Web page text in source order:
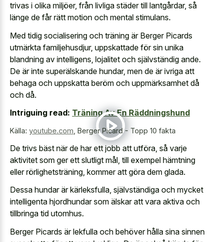
trivas i olika miljöer, från livliga städer till lantgårdar, så
länge de får rätt motion och mental stimulans.
Med tidig socialisering och träning är Berger Picards
utmärkta familjehusdjur, uppskattade för sin unika
blandning av intelligens, lojalitet och självständig ande.
De är inte superälskande hundar, men de är ivriga att
behaga och uppskatta beröm och uppmärksamhet då
och då.
Intriguing read: Träning Av En Räddningshund
Källa: youtube.com Berger Picard - Topp 10 fakta
De trivs bäst när de har ett jobb att utföra, så varje
aktivitet som ger ett slutligt mål, till exempel hämtning
eller rörlighetsträning, kommer att göra dem glada.
Dessa hundar är kärleksfulla, självständiga och mycket
intelligenta hjordhundar som älskar att vara aktiva och
tillbringa tid utomhus.
Berger Picards är lekfulla och behöver hålla sina sinnen